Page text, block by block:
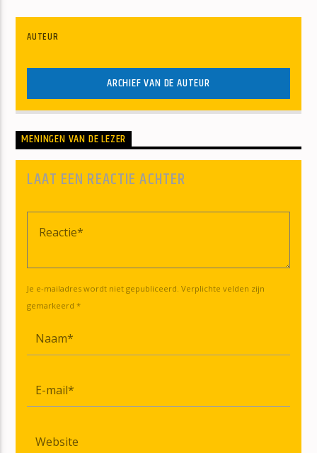
AUTEUR
ARCHIEF VAN DE AUTEUR
MENINGEN VAN DE LEZER
LAAT EEN REACTIE ACHTER
Je e-mailadres wordt niet gepubliceerd. Verplichte velden zijn
gemarkeerd *